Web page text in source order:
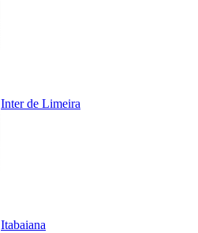
Inter de Limeira
Itabaiana